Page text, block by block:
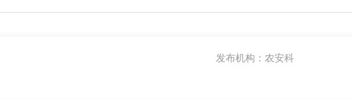
发布机构：农安科